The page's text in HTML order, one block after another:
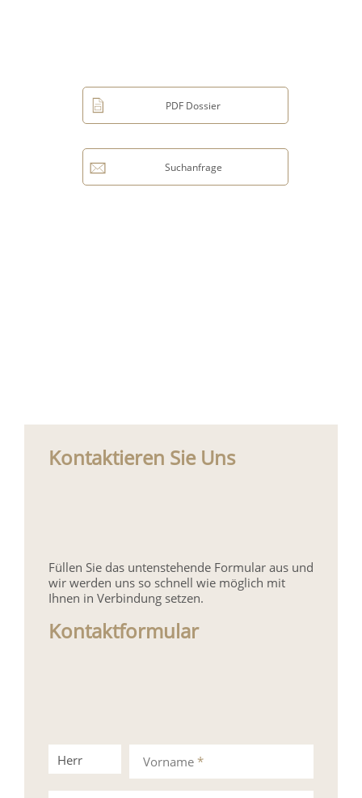
Kontaktieren Sie Uns
Füllen Sie das untenstehende Formular aus und
wir werden uns so schnell wie möglich mit
Ihnen in Verbindung setzen.
Kontaktformular
Herr Frau
Vorname *
PDF Dossier
Suchanfrage